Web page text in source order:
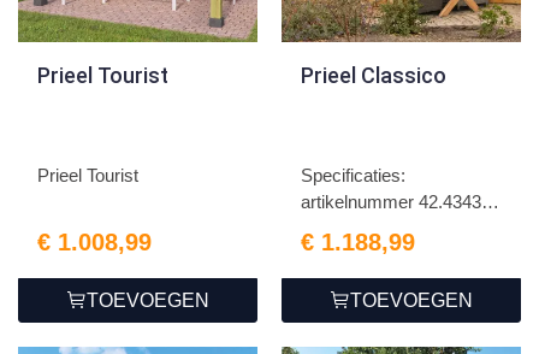
Prieel Tourist
Prieel Tourist
€ 1.008,99
TOEVOEGEN
Prieel Classico
Specificaties:
artikelnummer 42.4343n
€ 1.188,99
TOEVOEGEN